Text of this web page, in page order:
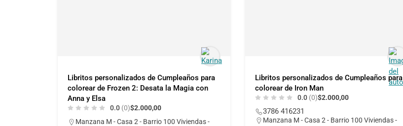
Libritos personalizados de Cumpleaños para
colorear de Frozen 2: Desata la Magia con
Anna y Elsa
0.0 (0)$2.000,00
Manzana M - Casa 2 - Barrio 100 Viviendas -
Libritos personalizados de Cumpleaños para
colorear de Iron Man
0.0 (0)$2.000,00
3786 416231
Manzana M - Casa 2 - Barrio 100 Viviendas -